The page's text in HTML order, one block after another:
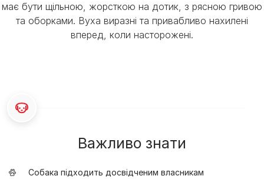
має бути щільною, жорсткою на дотик, з рясною гривою
та оборками. Вуха виразні та привабливо нахилені
вперед, коли насторожені.
Важливо знати
Собака підходить досвідченим власникам